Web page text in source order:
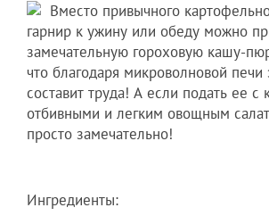
Вместо привычного
гарнир к ужину или обеду можно
замечательную гороховую кашу-
что благодаря микроволновой печи
составит труда! А если подать ее с
отбивными и легким овощным
просто замечательно!
Ингредиенты: